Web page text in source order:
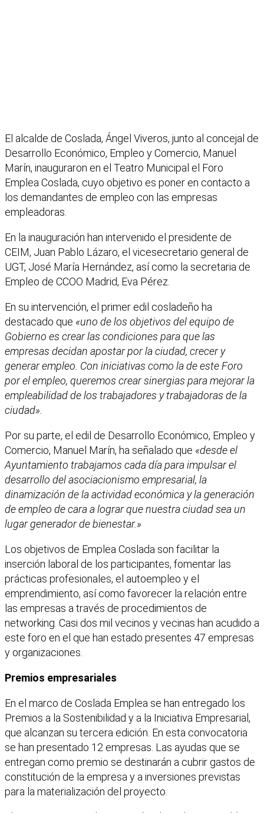
El alcalde de Coslada, Ángel Viveros, junto al concejal de
Desarrollo Económico, Empleo y Comercio, Manuel
Marín, inauguraron en el Teatro Municipal el Foro
Emplea Coslada, cuyo objetivo es poner en contacto a
los demandantes de empleo con las empresas
empleadoras.
En la inauguración han intervenido el presidente de
CEIM, Juan Pablo Lázaro, el vicesecretario general de
UGT, José María Hernández, así como la secretaria de
Empleo de CCOO Madrid, Eva Pérez.
En su intervención, el primer edil cosladeño ha
destacado que «uno de los objetivos del equipo de
Gobierno es crear las condiciones para que las
empresas decidan apostar por la ciudad, crecer y
generar empleo. Con iniciativas como la de este Foro
por el empleo, queremos crear sinergias para mejorar la
empleabilidad de los trabajadores y trabajadoras de la
ciudad».
Por su parte, el edil de Desarrollo Económico, Empleo y
Comercio, Manuel Marín, ha señalado que «desde el
Ayuntamiento trabajamos cada día para impulsar el
desarrollo del asociacionismo empresarial, la
dinamización de la actividad económica y la generación
de empleo de cara a lograr que nuestra ciudad sea un
lugar generador de bienestar.»
Los objetivos de Emplea Coslada son facilitar la
inserción laboral de los participantes, fomentar las
prácticas profesionales, el autoempleo y el
emprendimiento, así como favorecer la relación entre
las empresas a través de procedimientos de
networking. Casi dos mil vecinos y vecinas han acudido a
este foro en el que han estado presentes 47 empresas
y organizaciones.
Premios empresariales
En el marco de Coslada Emplea se han entregado los
Premios a la Sostenibilidad y a la Iniciativa Empresarial,
que alcanzan su tercera edición. En esta convocatoria
se han presentado 12 empresas. Las ayudas que se
entregan como premio se destinarán a cubrir gastos de
constitución de la empresa y a inversiones previstas
para la materialización del proyecto.